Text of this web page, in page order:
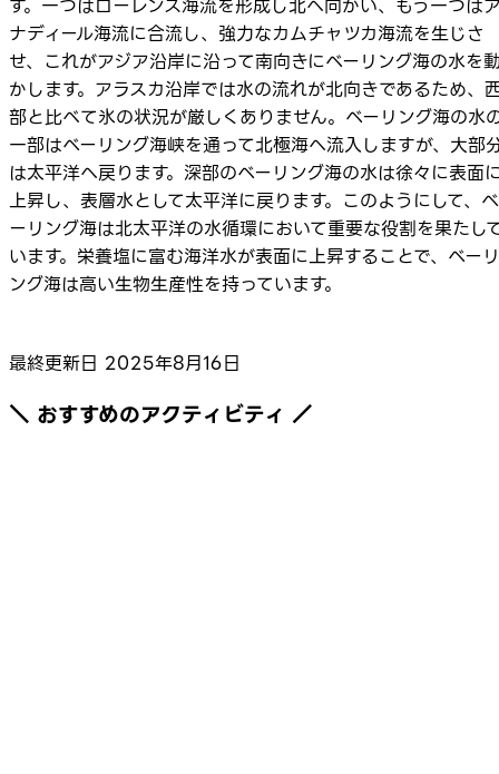
す。一つはローレンス海流を形成し北へ向かい、もう一つは
ナディール海流に合流し、強力なカムチャツカ海流を生じさ
せ、これがアジア沿岸に沿って南向きにベーリング海の水を
かします。アラスカ沿岸では水の流れが北向きであるため、
部と比べて氷の状況が厳しくありません。ベーリング海の水
一部はベーリング海峡を通って北極海へ流入しますが、大部
は太平洋へ戻ります。深部のベーリング海の水は徐々に表面
上昇し、表層水として太平洋に戻ります。このようにして、ベ
ーリング海は北太平洋の水循環において重要な役割を果たし
います。栄養塩に富む海洋水が表面に上昇することで、ベーリ
ング海は高い生物生産性を持っています。
最終更新日 2025年8月16日
＼ おすすめのアクティビティ ／